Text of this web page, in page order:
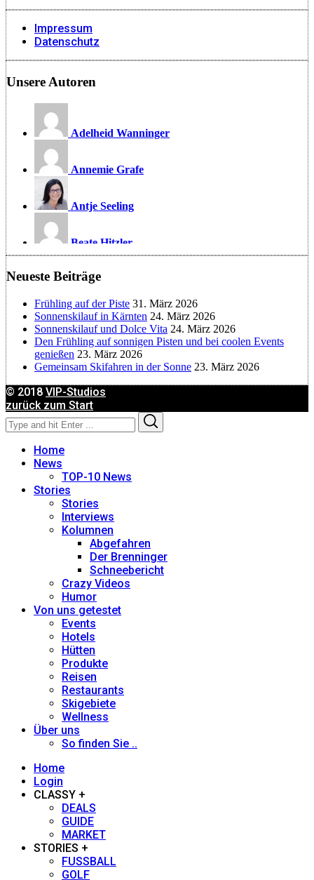
Impressum
Datenschutz
Unsere Autoren
Adelheid Wanninger
Annemie Grafe
Antje Seeling
Beate Hitzler
Birgit Werner
Christoph Schrahe
Constanze Buss
Dagmar Gehm
Derk Hoberg
Eliane Droemer
Elsa Honecker
Fred Fettner
Georg Weindl
Gerhard Fuhrmann
Heidi Siefert
Heiner Sieger
Hans-Herbert Holzamer
Johanna Stöckl
Jürgen Löhle
Neueste Beiträge
Frühling auf der Piste 31. März 2026
Sonnenskilauf in Kärnten 24. März 2026
Sonnenskilauf und Dolce Vita 24. März 2026
Den Frühling auf sonnigen Pisten und bei coolen Events
genießen 23. März 2026
Gemeinsam Skifahren in der Sonne 23. März 2026
© 2018 VIP-Studios
zurück zum Start
Search
for:
Home
News
TOP-10 News
Stories
Stories
Interviews
Kolumnen
Abgefahren
Der Brenninger
Schneebericht
Crazy Videos
Humor
Von uns getestet
Events
Hotels
Hütten
Produkte
Reisen
Restaurants
Skigebiete
Wellness
Über uns
So finden Sie ..
Home
Login
CLASSY +
DEALS
GUIDE
MARKET
STORIES +
FUSSBALL
GOLF